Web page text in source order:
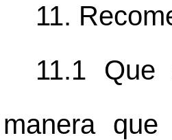
11.
11.1 Que
manera